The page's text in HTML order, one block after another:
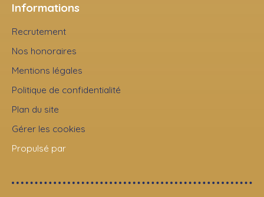
Informations
Recrutement
Nos honoraires
Mentions légales
Politique de confidentialité
Plan du site
Gérer les cookies
Propulsé par